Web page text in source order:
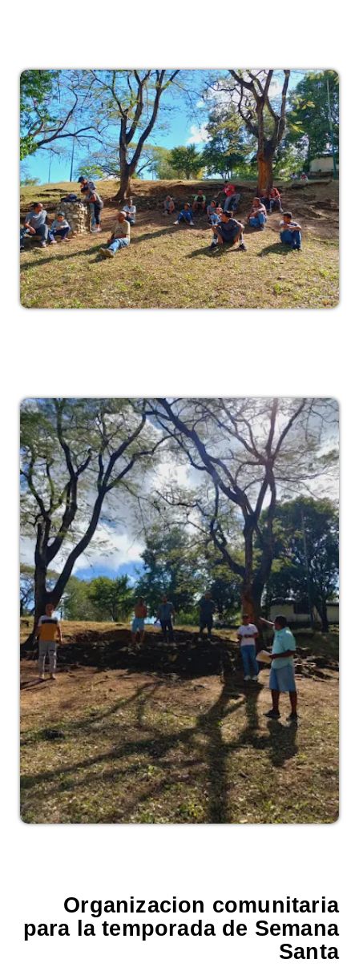
Organizacion comunitaria
para la temporada de Semana
Santa